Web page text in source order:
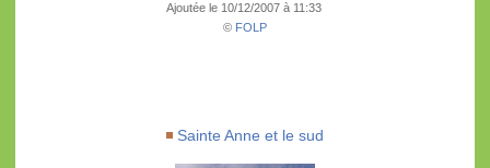
Ajoutée le 10/12/2007 à 11:33
© FOLP
Sainte Anne et le sud